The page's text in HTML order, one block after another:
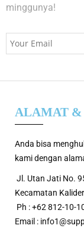
minggunya!
ALAMAT &
Anda bisa
kami dengan
Jl. Utan Jati No.
Kecamatan
Ph : +62 812-10-
Email :